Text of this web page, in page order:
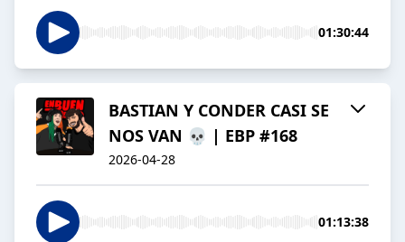
01:30:44
BASTIAN Y CONDER CASI SE
NOS VAN 💀 | EBP #168
2026-04-28
01:13:38